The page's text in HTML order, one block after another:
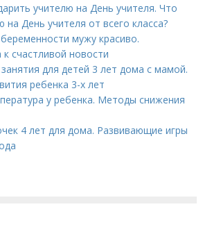
учителю на День учителя. Что
на День учителя от всего класса?
мужу красиво.
счастливой новости
для детей 3 лет дома с мамой.
ребенка 3-х лет
у ребенка. Методы снижения
4 лет для дома. Развивающие игры